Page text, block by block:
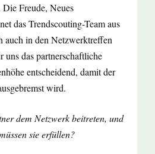
Die Freude, Neues
das Trendscouting-Team aus
auch in den Netzwerktreffen
das partnerschaftliche
entscheidend, damit der
wird.
dem Netzwerk beitreten, und
sie erfüllen?